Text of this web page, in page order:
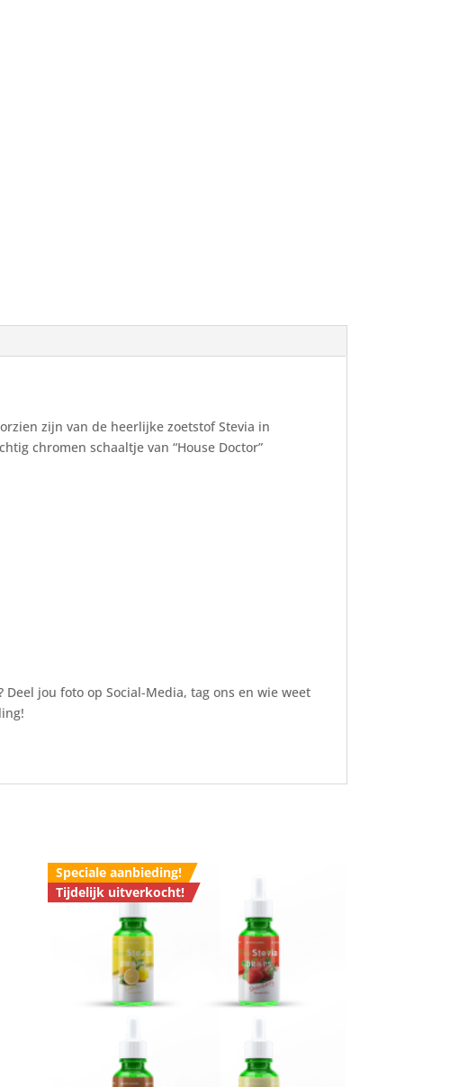
zijn van de heerlijke zoetstof Stevia in
chromen schaaltje van “House Doctor”
jou foto op Social-Media, tag ons en wie weet
Speciale aanbieding!
Tijdelijk uitverkocht!